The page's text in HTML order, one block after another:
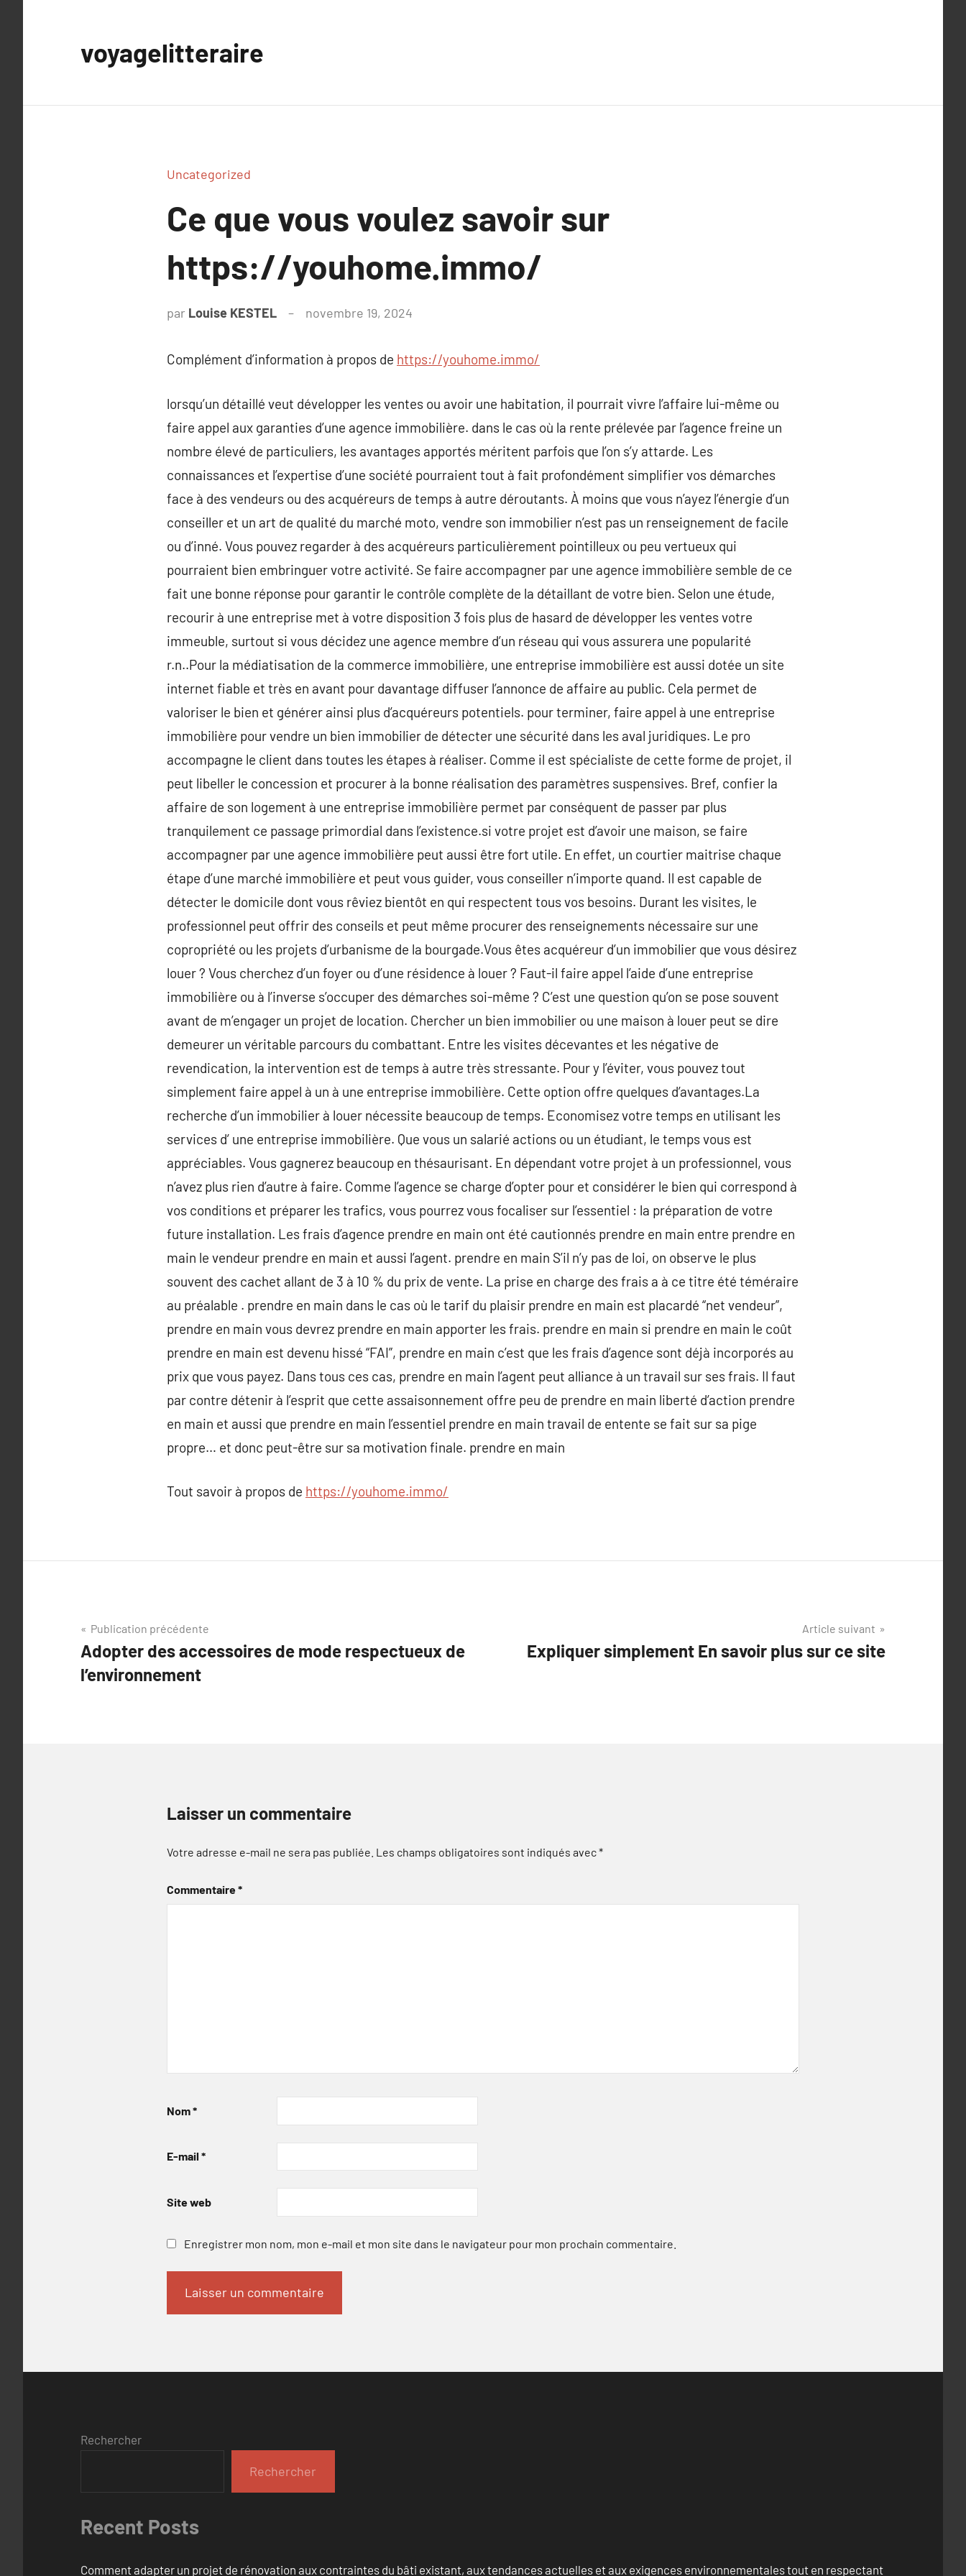
voyagelitteraire
Uncategorized
Ce que vous voulez savoir sur
https://youhome.immo/
par Louise KESTEL novembre 19, 2024
Complément d’information à propos de https://youhome.immo/
lorsqu’un détaillé veut développer les ventes ou avoir une habitation, il pourrait vivre l’affaire lui-même ou
faire appel aux garanties d’une agence immobilière. dans le cas où la rente prélevée par l’agence freine un
nombre élevé de particuliers, les avantages apportés méritent parfois que l’on s’y attarde. Les
connaissances et l’expertise d’une société pourraient tout à fait profondément simplifier vos démarches
face à des vendeurs ou des acquéreurs de temps à autre déroutants. À moins que vous n’ayez l’énergie d’un
conseiller et un art de qualité du marché moto, vendre son immobilier n’est pas un renseignement de facile
ou d’inné. Vous pouvez regarder à des acquéreurs particulièrement pointilleux ou peu vertueux qui
pourraient bien embringuer votre activité. Se faire accompagner par une agence immobilière semble de ce
fait une bonne réponse pour garantir le contrôle complète de la détaillant de votre bien. Selon une étude,
recourir à une entreprise met à votre disposition 3 fois plus de hasard de développer les ventes votre
immeuble, surtout si vous décidez une agence membre d’un réseau qui vous assurera une popularité
r.n..Pour la médiatisation de la commerce immobilière, une entreprise immobilière est aussi dotée un site
internet fiable et très en avant pour davantage diffuser l’annonce de affaire au public. Cela permet de
valoriser le bien et générer ainsi plus d’acquéreurs potentiels. pour terminer, faire appel à une entreprise
immobilière pour vendre un bien immobilier de détecter une sécurité dans les aval juridiques. Le pro
accompagne le client dans toutes les étapes à réaliser. Comme il est spécialiste de cette forme de projet, il
peut libeller le concession et procurer à la bonne réalisation des paramètres suspensives. Bref, confier la
affaire de son logement à une entreprise immobilière permet par conséquent de passer par plus
tranquilement ce passage primordial dans l’existence.si votre projet est d’avoir une maison, se faire
accompagner par une agence immobilière peut aussi être fort utile. En effet, un courtier maitrise chaque
étape d’une marché immobilière et peut vous guider, vous conseiller n’importe quand. Il est capable de
détecter le domicile dont vous rêviez bientôt en qui respectent tous vos besoins. Durant les visites, le
professionnel peut offrir des conseils et peut même procurer des renseignements nécessaire sur une
copropriété ou les projets d’urbanisme de la bourgade.Vous êtes acquéreur d’un immobilier que vous désirez
louer ? Vous cherchez d’un foyer ou d’une résidence à louer ? Faut-il faire appel l’aide d’une entreprise
immobilière ou à l’inverse s’occuper des démarches soi-même ? C’est une question qu’on se pose souvent
avant de m’engager un projet de location. Chercher un bien immobilier ou une maison à louer peut se dire
demeurer un véritable parcours du combattant. Entre les visites décevantes et les négative de
revendication, la intervention est de temps à autre très stressante. Pour y l’éviter, vous pouvez tout
simplement faire appel à un à une entreprise immobilière. Cette option offre quelques d’avantages.La
recherche d’un immobilier à louer nécessite beaucoup de temps. Economisez votre temps en utilisant les
services d’ une entreprise immobilière. Que vous un salarié actions ou un étudiant, le temps vous est
appréciables. Vous gagnerez beaucoup en thésaurisant. En dépendant votre projet à un professionnel, vous
n’avez plus rien d’autre à faire. Comme l’agence se charge d’opter pour et considérer le bien qui correspond à
vos conditions et préparer les trafics, vous pourrez vous focaliser sur l’essentiel : la préparation de votre
future installation. Les frais d’agence prendre en main ont été cautionnés prendre en main entre prendre en
main le vendeur prendre en main et aussi l’agent. prendre en main S’il n’y pas de loi, on observe le plus
souvent des cachet allant de 3 à 10 % du prix de vente. La prise en charge des frais a à ce titre été téméraire
au préalable . prendre en main dans le cas où le tarif du plaisir prendre en main est placardé “net vendeur”,
prendre en main vous devrez prendre en main apporter les frais. prendre en main si prendre en main le coût
prendre en main est devenu hissé “FAI”, prendre en main c’est que les frais d’agence sont déjà incorporés au
prix que vous payez. Dans tous ces cas, prendre en main l’agent peut alliance à un travail sur ses frais. Il faut
par contre détenir à l’esprit que cette assaisonnement offre peu de prendre en main liberté d’action prendre
en main et aussi que prendre en main l’essentiel prendre en main travail de entente se fait sur sa pige
propre… et donc peut-être sur sa motivation finale. prendre en main
Tout savoir à propos de https://youhome.immo/
Navigation
de
l’article
Publication précédente
Adopter des accessoires de mode respectueux de
l’environnement
Article suivant
Expliquer simplement En savoir plus sur ce site
Laisser un commentaire
Votre adresse e-mail ne sera pas publiée. Les champs obligatoires sont indiqués avec*
Commentaire*
Nom*
E-mail *
Site web
Enregistrer mon nom, mon e-mail et mon site dans le navigateur pour mon prochain commentaire.
Rechercher
Rechercher
Recent Posts
Comment adapter un projet de rénovation aux contraintes du bâti existant, aux tendances actuelles et aux exigences environnementales tout en respectant